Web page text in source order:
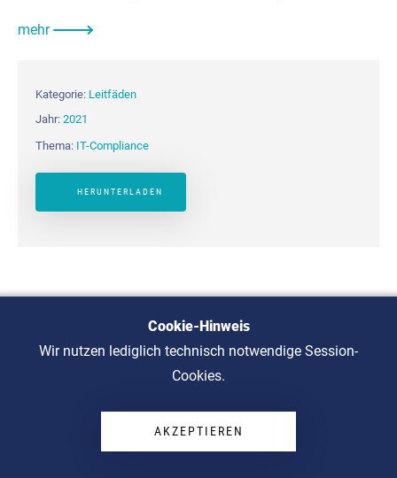
mehr
Kategorie: Leitfäden
Jahr: 2021
Thema: IT-Compliance
HERUNTERLADEN
KPI - Bewertung der Leistung eines
ISMS durch Schlüsselindikatoren
Cookie-Hinweis
Wir nutzen lediglich technisch notwendige Session-
Cookies.
AKZEPTIEREN